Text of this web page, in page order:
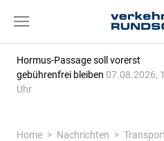
Hormus-Passage soll vorerst
gebührenfrei bleiben 07.08.2026,
Uhr
Home Nachrichten